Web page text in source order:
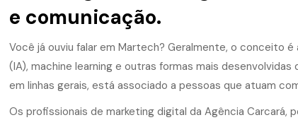
e comunicação.
Você já ouviu falar em Martech? Geralmente, o conceito
(IA), machine learning e outras formas mais
em linhas gerais, está associado a pessoas que atuam
Os profissionais de marketing digital da Agência Carcará,